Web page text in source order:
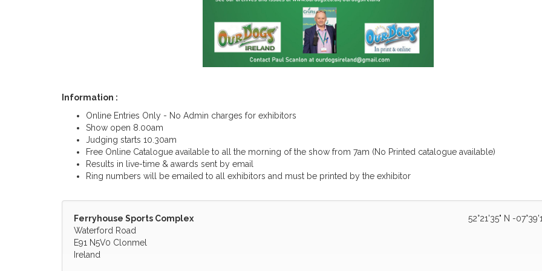
Information :
Online Entries Only - No Admin charges for exhibitors
Show open 8.00am
Judging starts 10.30am
Free Online Catalogue available to all the morning of the show from 7am (No Printed catalogue available)
Results in live-time & awards sent by email
Ring numbers will be emailed to all exhibitors and must be printed by the exhibitor
52°21'35" N -
Ferryhouse Sports Complex
Waterford Road
E91 N5V0 Clonmel
Ireland